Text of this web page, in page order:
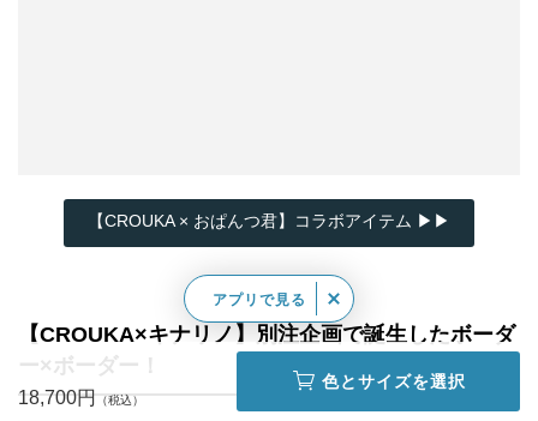
【CROUKA × おぱんつ君】コラボアイテム ▶▶
【CROUKA×キナリノ】別注企画で誕生したボーダ
ー×ボーダー！
18,700円
色とサイズを選択
アプリで見る